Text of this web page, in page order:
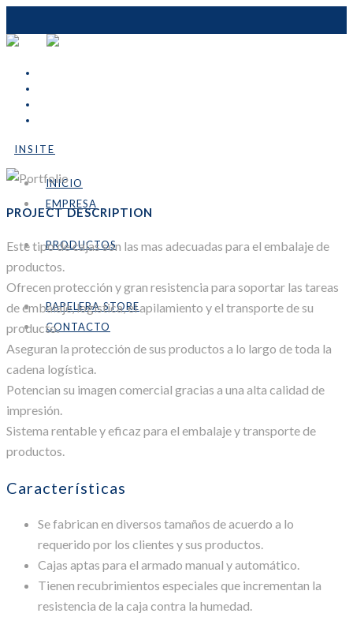
INSITE
INICIO
EMPRESA
PRODUCTOS
Línea Industrial
PAPELERA STORE
CONTACTO
PROJECT DESCRIPTION
Este tipo de cajas son las mas adecuadas para el embalaje de
productos.
Ofrecen protección y gran resistencia para soportar las tareas
de embalaje, logística, el apilamiento y el transporte de su
producto.
Aseguran la protección de sus productos a lo largo de toda la
cadena logística.
Potencian su imagen comercial gracias a una alta calidad de
impresión.
Sistema rentable y eficaz para el embalaje y transporte de
productos.
Características
Se fabrican en diversos tamaños de acuerdo a lo
requerido por los clientes y sus productos.
Cajas aptas para el armado manual y automático.
Tienen recubrimientos especiales que incrementan la
resistencia de la caja contra la humedad.